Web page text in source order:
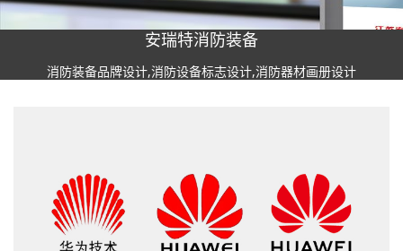
安瑞特消防装备
消防装备品牌设计,消防设备标志设计,消防器材画册设计